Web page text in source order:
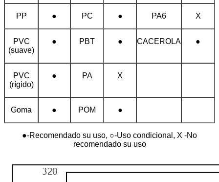
PP ● PC ● PA6 X
PVC
(suave)
● PBT ● CACEROLA ●
PVC
(rígido)
● PA X
Goma ● POM ●
●-Recomendado su uso, ○-Uso condicional, X -No
recomendado su uso